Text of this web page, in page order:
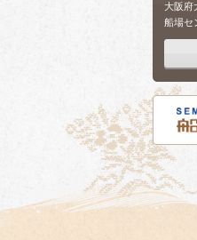
大阪府
船場セ